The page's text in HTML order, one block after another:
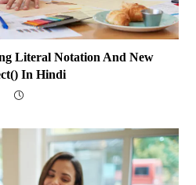
Literal Notation And New
In Hindi